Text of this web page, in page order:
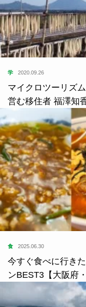
学 2020.09.26
マイクロツーリズ
営む移住者 福澤知
食 2025.06.30
今すぐ食べに行き
ンBEST3【大阪府